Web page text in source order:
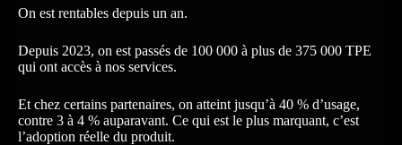
On est rentables depuis un an.
Depuis 2023, on est passés de 100 000 à plus de 375 000 TPE
qui ont accès à nos services.
Et chez certains partenaires, on atteint jusqu’à 40 % d’usage,
contre 3 à 4 % auparavant. Ce qui est le plus marquant, c’est
l’adoption réelle du produit.